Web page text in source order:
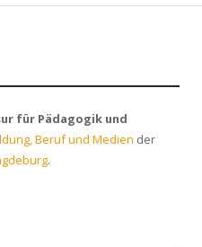
für Pädagogik und
Beruf und Medien der
.